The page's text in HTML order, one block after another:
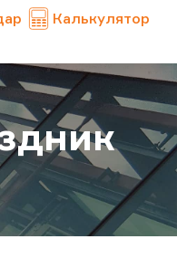
Калькулятор